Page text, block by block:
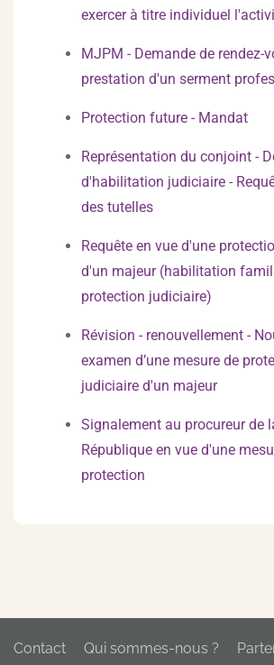
exercer à titre individuel
MJPM - Demande de rendez-
prestation d'un serment
Protection future - Mandat
Représentation du conjoint -
d'habilitation judiciaire -
des tutelles
Requête en vue d'une
d'un majeur (habilitation
protection judiciaire)
Révision - renouvellement -
examen d’une mesure de
judiciaire d'un majeur
Signalement au procureur de
République en vue d'une
protection
Contact Qui sommes-nous ?